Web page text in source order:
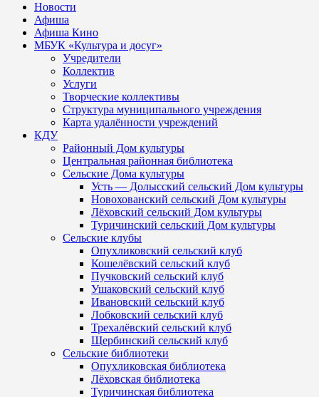
Новости
Афиша
Афиша Кино
МБУК «Культура и досуг»
Учредители
Коллектив
Услуги
Творческие коллективы
Структура муниципального учреждения
Карта удалённости учреждений
КДУ
Районный Дом культуры
Центральная районная библиотека
Сельские Дома культуры
Усть — Долысский сельский Дом культуры
Новохованский сельский Дом культуры
Лёховский сельский Дом культуры
Туричинский сельский Дом культуры
Сельские клубы
Опухликовский сельский клуб
Кошелёвский сельский клуб
Пучковский сельский клуб
Ушаковский сельский клуб
Ивановский сельский клуб
Лобковский сельский клуб
Трехалёвский сельский клуб
Щербинский сельский клуб
Сельские библиотеки
Опухликовская библиотека
Лёховская библиотека
Туричинская библиотека